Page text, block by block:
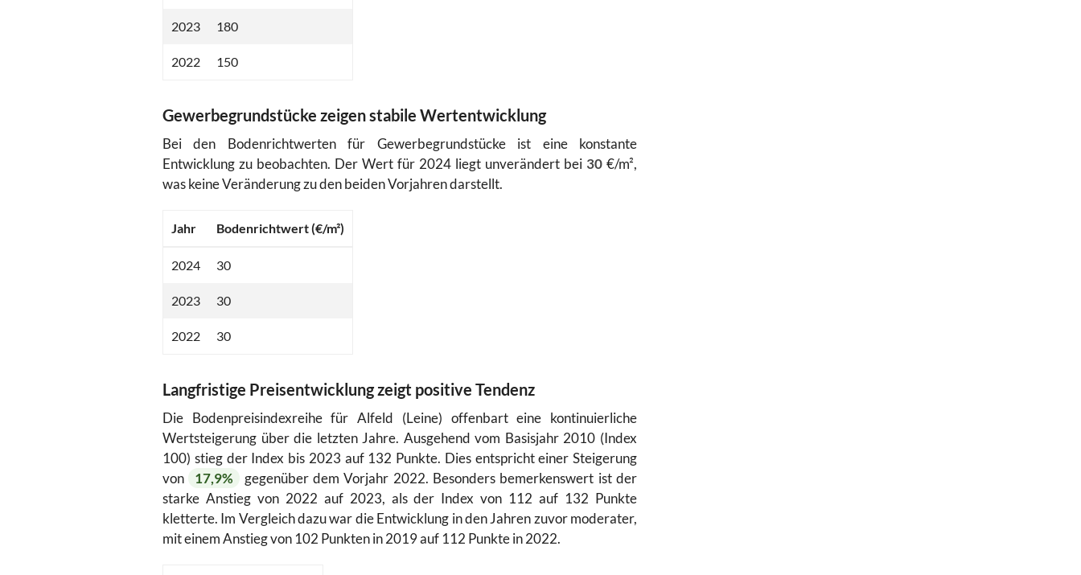
2023 180
2022 150
Gewerbegrundstücke zeigen stabile Wertentwicklung
Bei den Bodenrichtwerten für Gewerbegrundstücke ist eine konstante
Entwicklung zu beobachten. Der Wert für 2024 liegt unverändert bei 30 €/m²,
was keine Veränderung zu den beiden Vorjahren darstellt.
Jahr Bodenrichtwert (€/m²)
2024 30
2023 30
2022 30
Langfristige Preisentwicklung zeigt positive Tendenz
Die Bodenpreisindexreihe für Alfeld (Leine) offenbart eine kontinuierliche
Wertsteigerung über die letzten Jahre. Ausgehend vom Basisjahr 2010 (Index
100) stieg der Index bis 2023 auf 132 Punkte. Dies entspricht einer Steigerung
von
17,9%
gegenüber dem Vorjahr 2022. Besonders bemerkenswert ist der
starke Anstieg von 2022 auf 2023, als der Index von 112 auf 132 Punkte
kletterte. Im Vergleich dazu war die Entwicklung in den Jahren zuvor moderater,
mit einem Anstieg von 102 Punkten in 2019 auf 112 Punkte in 2022.